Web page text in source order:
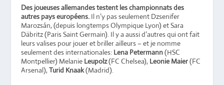
Des joueuses allemandes testent les championnats des
autres pays européens. Il n’y pas seulement Dzsenifer
Marozsán, (depuis longtemps Olympique Lyon) et Sara
Däbritz (Paris Saint Germain). Il y a aussi d’autres qui ont fait
leurs valises pour jouer et briller ailleurs – et je nomme
seulement des internationales: Lena Petermann(HSC
Montpellier) Melanie Leupolz(FC Chelsea), Leonie Maier(FC
Arsenal),Turid Knaak(Madrid).